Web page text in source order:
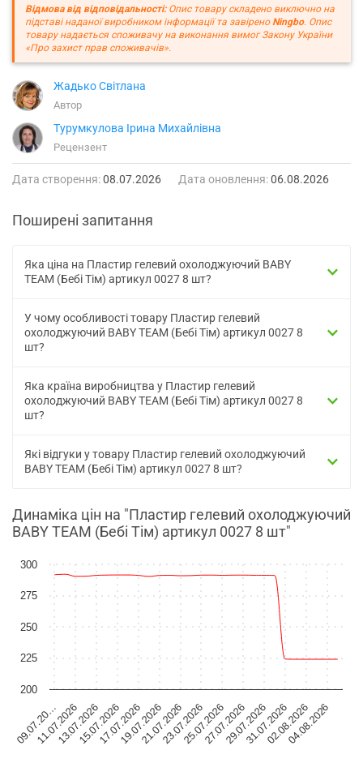
Відмова від відповідальності:Опис товару складено виключно на
підставі наданої виробником інформації та завірено Ningbo. Опис
товару надається споживачу на виконання вимог Закону України
«Про захист прав споживачів».
Жадько Світлана
Автор
Турумкулова Ірина Михайлівна
Рецензент
Дата створення:08.07.2026 Дата оновлення:06.08.2026
Поширені запитання
Яка ціна на Пластир гелевий охолоджуючий BABY
TEAM (Бебі Тім) артикул 0027 8 шт?
У чому особливості товару Пластир гелевий
охолоджуючий BABY TEAM (Бебі Тім) артикул 0027 8
шт?
Яка країна виробництва у Пластир гелевий
охолоджуючий BABY TEAM (Бебі Тім) артикул 0027 8
шт?
Які відгуки у товару Пластир гелевий охолоджуючий
BABY TEAM (Бебі Тім) артикул 0027 8 шт?
Динаміка цін на "Пластир гелевий охолоджуючий
BABY TEAM (Бебі Тім) артикул 0027 8 шт"
09.07.20…
11.07.2026
13.07.2026
15.07.2026
17.07.2026
19.07.2026
21.07.2026
23.07.2026
25.07.2026
27.07.2026
29.07.2026
31.07.2026
02.08.2026
04.08.2026
200
225
250
275
300